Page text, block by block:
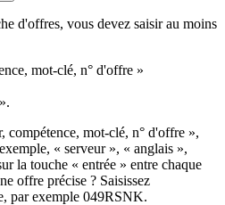
d'offres, vous devez saisir au moins
mot-clé, n° d'offre »
compétence, mot-clé, n° d'offre »,
« serveur », « anglais »,
la touche « entrée » entre chaque
offre précise ? Saisissez
par exemple 049RSNK.